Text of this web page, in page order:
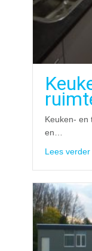
Keuken- en
en…
Lees verder